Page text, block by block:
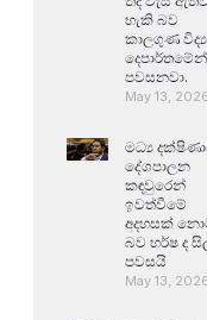
හැකි බව
කාලගුණ
පවසනවා.
May 13,
මධ්‍ය
දේශපාලන
කඳවුරෙන්
ඉවත්වීමේ
අදහසක්
බව හර්ෂ ද
පවසයි
May 13,